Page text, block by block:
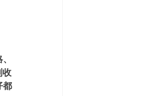
收
都